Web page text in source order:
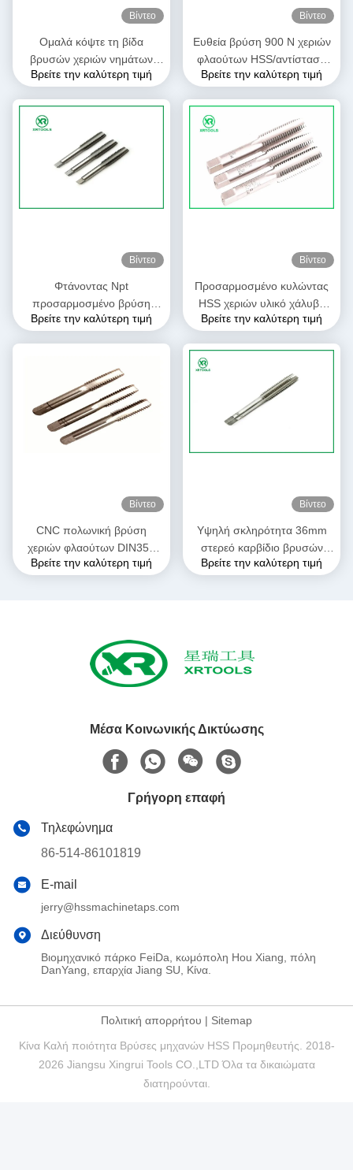
Βίντεο
Ομαλά κόψτε τη βίδα
βρυσών χεριών νημάτων
HSS/κλασματικός για μέσω
Βρείτε την καλύτερη τιμή
Βίντεο
Ευθεία βρύση 900 Ν χεριών
φλαούτων HSS/αντίσταση
Mm2 με το φωτεινό τέρμα
Βρείτε την καλύτερη τιμή
Βίντεο
Φτάνοντας Npt
προσαρμοσμένο βρύση
μέγεθος νημάτων, μακριές
Βρείτε την καλύτερη τιμή
Βίντεο
Προσαρμοσμένο κυλώντας
HSS χεριών υλικό χάλυβα
κραμάτων νημάτων
Βρείτε την καλύτερη τιμή
Βίντεο
CNC πολωνική βρύση
χεριών φλαούτων DIN352
HSS νημάτων ευθεία
Βρείτε την καλύτερη τιμή
Βίντεο
Υψηλή σκληρότητα 36mm
στερεό καρβίδιο βρυσών
χεριών HSS για τα
Βρείτε την καλύτερη τιμή
Μέσα Κοινωνικής Δικτύωσης
Γρήγορη επαφή
Τηλεφώνημα
86-514-86101819
E-mail
jerry@hssmachinetaps.com
Διεύθυνση
Βιομηχανικό πάρκο FeiDa, κωμόπολη Hou Xiang, πόλη
DanYang, επαρχία Jiang SU, Κίνα.
Πολιτική απορρήτου | Sitemap
Κίνα Καλή ποιότητα Βρύσες μηχανών HSS Προμηθευτής. 2018-
2026 Jiangsu Xingrui Tools CO.,LTD Όλα τα δικαιώματα
διατηρούνται.